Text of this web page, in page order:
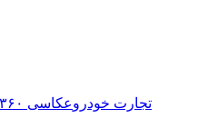
تجارت خودروعکاسی ۳۶۰ درجه خودرو